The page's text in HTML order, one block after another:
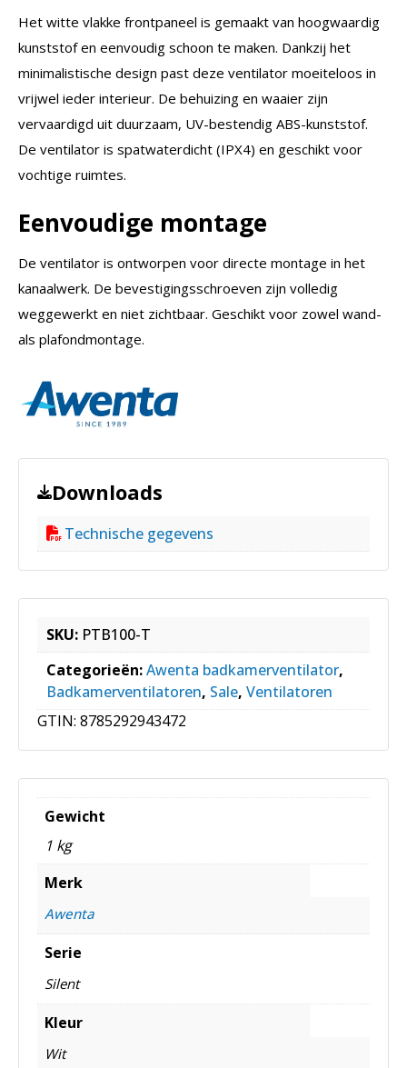
Het witte vlakke frontpaneel is gemaakt van hoogwaardig
kunststof en eenvoudig schoon te maken. Dankzij het
minimalistische design past deze ventilator moeiteloos in
vrijwel ieder interieur. De behuizing en waaier zijn
vervaardigd uit duurzaam, UV-bestendig ABS-kunststof.
De ventilator is spatwaterdicht (IPX4) en geschikt voor
vochtige ruimtes.
Eenvoudige montage
De ventilator is ontworpen voor directe montage in het
kanaalwerk. De bevestigingsschroeven zijn volledig
weggewerkt en niet zichtbaar. Geschikt voor zowel wand-
als plafondmontage.
Downloads
Technische gegevens
SKU: PTB100-T
Categorieën:Awenta badkamerventilator,
Badkamerventilatoren, Sale, Ventilatoren
GTIN: 8785292943472
Gewicht
1 kg
Merk
Awenta
Serie
Silent
Kleur
Wit